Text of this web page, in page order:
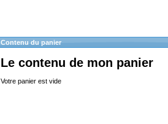
Contenu du panier
Le contenu de mon panier
Votre panier est vide